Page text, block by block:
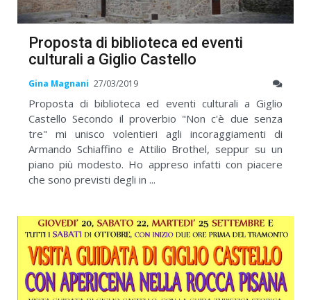
Proposta di biblioteca ed eventi
culturali a Giglio Castello
Gina Magnani 27/03/2019
Proposta di biblioteca ed eventi culturali a Giglio
Castello Secondo il proverbio "Non c'è due senza
tre" mi unisco volentieri agli incoraggiamenti di
Armando Schiaffino e Attilio Brothel, seppur su un
piano più modesto. Ho appreso infatti con piacere
che sono previsti degli in ...